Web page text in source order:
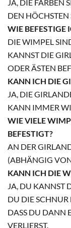
JA, DIE FARBEN
DEN HÖCHSTEN
WIE BEFESTIGE
DIE WIMPEL
KANNST DIE
ODER ÄSTEN
KANN ICH DIE
JA, DIE
KANN IMMER
WIE VIELE
BEFESTIGT?
AN DER
(ABHÄNGIG
KANN ICH DIE
JA, DU KANNST
DU DIE SCHNUR
DASS DU DANN
VERLIERST.